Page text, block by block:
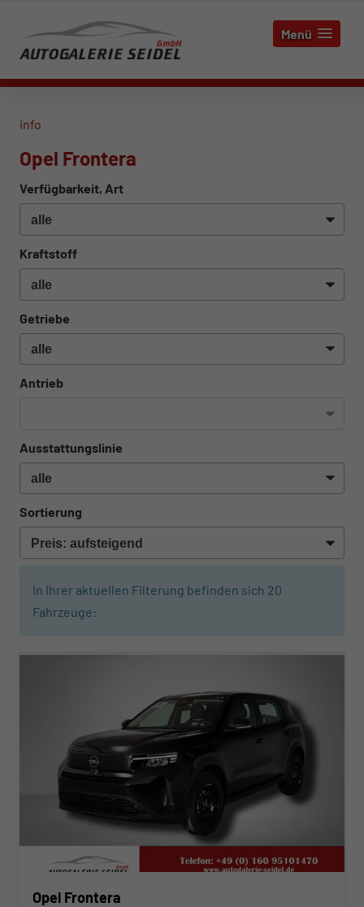
Menü
info
Opel Frontera
Verfügbarkeit, Art
Kraftstoff
Getriebe
Antrieb
Ausstattungslinie
Sortierung
In Ihrer aktuellen Filterung befinden sich 20
Fahrzeuge:
ab 215,– € mtl.
Opel Frontera